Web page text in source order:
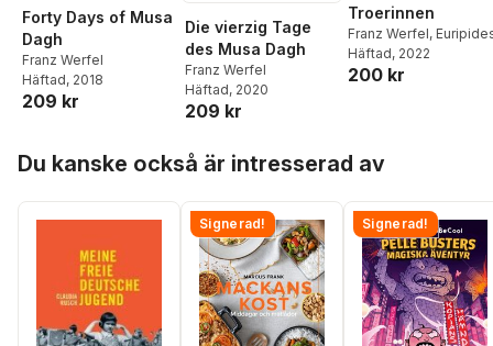
Forty Days of Musa
Dagh
Franz Werfel
Häftad, 2018
209 kr
Die vierzig Tage
des Musa Dagh
Franz Werfel
Häftad, 2020
209 kr
Troerinnen
Franz Werfel,
Häftad, 2022
200 kr
Du kanske också är intresserad av
Signerad! Signerad!